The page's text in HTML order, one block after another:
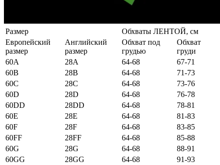
Размер
Обхваты ЛЕНТОЙ, см
Европейский
размер
Английский
размер
Обхват под
грудью
Обхват
груди
60А
28А 64-68
67-71
60B
28B 64-68
71-73
60C
28C 64-68
73-76
60D
28D 64-68
76-78
60DD
28DD 64-68
78-81
60E
28E 64-68
81-83
60F
28F 64-68
83-85
60FF
28FF 64-68
85-88
60G
28G 64-68
88-91
60GG
28GG 64-68
91-93